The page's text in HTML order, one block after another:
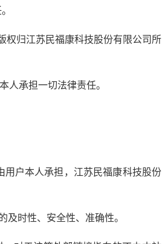
权归江苏民福康科技股份有限公司所
人承担一切法律责任。
用户本人承担，江苏民福康科技股份
时性、安全性、准确性。